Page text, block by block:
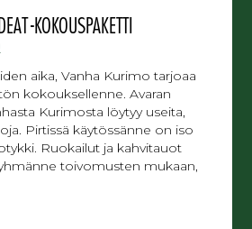
-KOKOUSPAKETTI
aika, Vanha Kurimo tarjoaa
kokouksellenne. Avaran
Kurimosta löytyy useita,
Pirtissä käytössänne on iso
Ruokailut ja kahvitauot
toivomusten mukaan,